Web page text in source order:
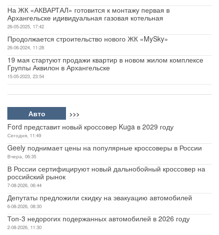
На ЖК «АКВАРТАЛ» готовится к монтажу первая в
Архангельске идивидуальная газовая котельная
26-05-2025, 17:42
Продолжается строительство нового ЖК «MySky»
26-06-2024, 11:28
19 мая стартуют продажи квартир в новом жилом комплексе
Группы Аквилон в Архангельске
15-05-2023, 23:54
Авто >>>
Ford представит новый кроссовер Kuga в 2029 году
Сегодня, 11:49
Geely поднимает цены на популярные кроссоверы в России
Вчера, 06:35
В России сертифицируют новый дальнобойный кроссовер на
российский рынок
7-08-2026, 06:44
Депутаты предложили скидку на эвакуацию автомобилей
6-08-2026, 08:30
Топ-3 недорогих подержанных автомобилей в 2026 году
2-08-2026, 11:30